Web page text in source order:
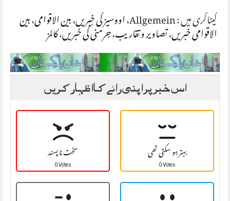
کیٹاگری میں :Allgemein،اووسیز کی خبریں،بین الاقوامی،بین الاقوامی خبریں،تصاویر و تقاریب،جرمنی کی خبریں،کالمز
اس خبر پر اپنی رائے کا اظہار کریں
سخت نا پسند
0 Votes بہتر ہو سکتی تھی
0 Votes